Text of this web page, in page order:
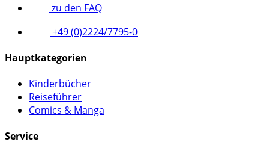
zu den FAQ
+49 (0)2224/7795-0
Hauptkategorien
Kinderbücher
Reiseführer
Comics & Manga
Service